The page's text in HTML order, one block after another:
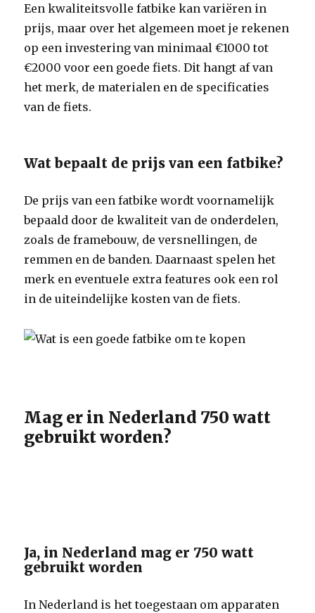
Een kwaliteitsvolle fatbike kan variëren in
prijs, maar over het algemeen moet je rekenen
op een investering van minimaal €1000 tot
€2000 voor een goede fiets. Dit hangt af van
het merk, de materialen en de specificaties
van de fiets.
Wat bepaalt de prijs van een fatbike?
De prijs van een fatbike wordt voornamelijk
bepaald door de kwaliteit van de onderdelen,
zoals de framebouw, de versnellingen, de
remmen en de banden. Daarnaast spelen het
merk en eventuele extra features ook een rol
in de uiteindelijke kosten van de fiets.
Mag er in Nederland 750 watt
gebruikt worden?
Ja, in Nederland mag er 750 watt
gebruikt worden
In Nederland is het toegestaan om apparaten